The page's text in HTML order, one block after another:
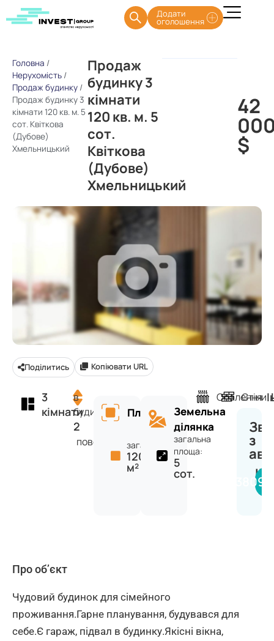
Додати
оголошення
Головна /
Нерухомість /
Продаж будинку /
Продаж будинку 3
кімнати 120 кв. м. 5
сот. Квіткова
(Дубове)
Хмельницький
Продаж
будинку 3
кімнати
120 кв. м. 5
сот.
Квіткова
(Дубове)
Хмельницький
42
$
Поділитись Копіювати URL
3
кімнати
в
будинку
2
поверхів
Площа
загальна:
120
м²
Земельна
ділянка
загальна
площа:
5
сот.
Опалення
Стіни
з
Про об’єкт
Чудовий будинок для сімейного
проживання.Гарне планування, будувався для
себе.Є гараж, підвал в будинку.Якісні вікна,